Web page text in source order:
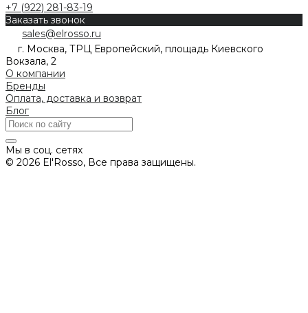
+7 (922) 281-83-19
Заказать звонок
sales@elrosso.ru
г. Москва, ТРЦ Европейский, площадь Киевского
Вокзала, 2
О компании
Бренды
Оплата, доставка и возврат
Блог
Мы в соц. сетях
© 2026 El'Rosso, Все права защищены.